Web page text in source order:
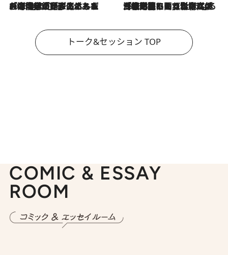
2026.8.3
「今後値上げがあるとすれば…」「リスクがあるのは今年の冬」エネルギー専門家が語る、ホルムズ海峡封鎖が家庭にもたらす“ある心配” 2026.8.3
「住宅建てられない…」「サーチャージ料の高値が続いている」ホルムズ海峡封鎖による影響はいつまで続く？《エネルギー専門家に聞く“どうなる日本の暮らし”》
トーク&セッション TOP
COMIC & ESSAY
ROOM